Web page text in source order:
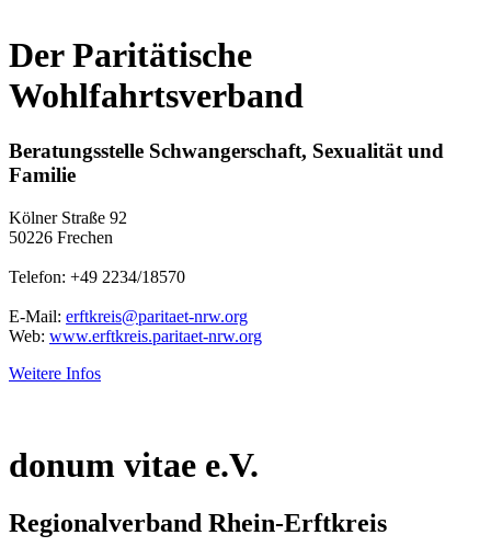
Der Paritätische
Wohlfahrtsverband
Beratungsstelle Schwangerschaft, Sexualität und
Familie
Kölner Straße 92
50226 Frechen
Telefon: +49 2234/18570
E-Mail: erftkreis@paritaet-nrw.org
Web: www.erftkreis.paritaet-nrw.org
Weitere Infos
donum vitae e.V.
Regionalverband Rhein-Erftkreis